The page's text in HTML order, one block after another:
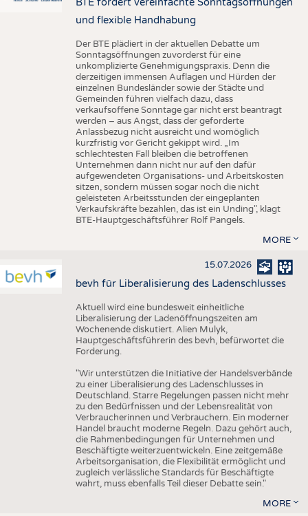
BTE fordert vereinfachte Sonntagsöffnungen
und flexible Handhabung
Der BTE plädiert in der aktuellen Debatte um
Sonntagsöffnungen zuvorderst für eine
unkomplizierte Genehmigungspraxis. Denn die
derzeitigen immensen Auflagen und Hürden der
einzelnen Bundesländer sowie der Städte und
Gemeinden führen vielfach dazu, dass
verkaufsoffene Sonntage gar nicht erst beantragt
werden – aus Angst, dass der geforderte
Anlassbezug nicht ausreicht und womöglich
kurzfristig vor Gericht gekippt wird. „Im
schlechtesten Fall bleiben die betroffenen
Unternehmen dann nicht nur auf den dafür
aufgewendeten Organisations- und Arbeitskosten
sitzen, sondern müssen sogar noch die nicht
geleisteten Arbeitsstunden der eingeplanten
Verkaufskräfte bezahlen, das ist ein Unding", klagt
BTE-Hauptgeschäftsführer Rolf Pangels.
MORE
15.07.2026
bevh für Liberalisierung des Ladenschlusses
Aktuell wird eine bundesweit einheitliche
Liberalisierung der Ladenöffnungszeiten am
Wochenende diskutiert. Alien Mulyk,
Hauptgeschäftsführerin des bevh, befürwortet die
Forderung.
"Wir unterstützen die Initiative der Handelsverbände
zu einer Liberalisierung des Ladenschlusses in
Deutschland. Starre Regelungen passen nicht mehr
zu den Bedürfnissen und der Lebensrealität von
Verbraucherinnen und Verbrauchern. Ein moderner
Handel braucht moderne Regeln. Dazu gehört auch,
die Rahmenbedingungen für Unternehmen und
Beschäftigte weiterzuentwickeln. Eine zeitgemäße
Arbeitsorganisation, die Flexibilität ermöglicht und
zugleich verlässliche Standards für Beschäftigte
wahrt, muss ebenfalls Teil dieser Debatte sein."
MORE